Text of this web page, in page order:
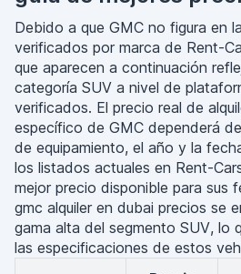
Debido a que GMC no figura en
verificados por marca de Rent-
que aparecen a continuación
categoría SUV a nivel de
verificados. El precio real de
específico de GMC dependerá
de equipamiento, el año y la
los listados actuales en Rent-
mejor precio disponible para sus
gmc alquiler en dubai precios se
gama alta del segmento SUV, lo
las especificaciones de estos